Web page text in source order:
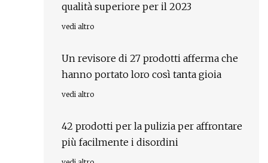
qualità superiore per il 2023
vedi altro
Un revisore di 27 prodotti afferma che
hanno portato loro così tanta gioia
vedi altro
42 prodotti per la pulizia per affrontare
più facilmente i disordini